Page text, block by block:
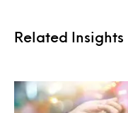
Related Insights